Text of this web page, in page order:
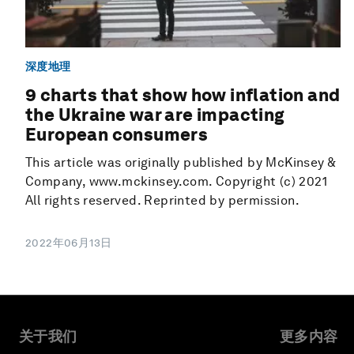
深度地理
9 charts that show how inflation and
the Ukraine war are impacting
European consumers
This article was originally published by McKinsey &
Company, www.mckinsey.com. Copyright (c) 2021
All rights reserved. Reprinted by permission.
2022年06月13日
关于我们 更多内容